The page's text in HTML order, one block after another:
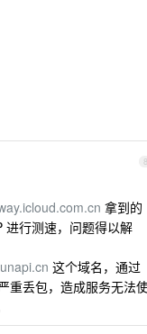
8
拿到的
行测速，问题得以解
这个域名，通过
重丢包，造成服务无法